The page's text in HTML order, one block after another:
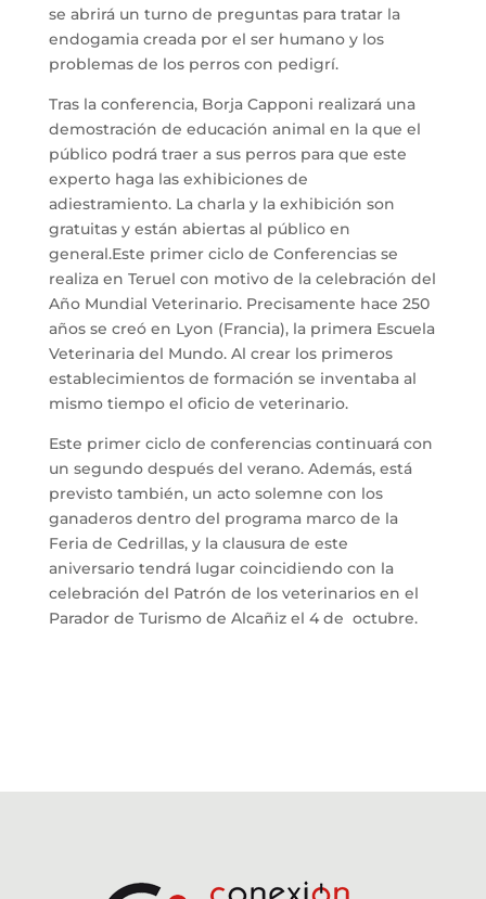
se abrirá un turno de preguntas para tratar la
endogamia creada por el ser humano y los
problemas de los perros con pedigrí.
Tras la conferencia, Borja Capponi realizará una
demostración de educación animal en la que el
público podrá traer a sus perros para que este
experto haga las exhibiciones de
adiestramiento. La charla y la exhibición son
gratuitas y están abiertas al público en
general.Este primer ciclo de Conferencias se
realiza en Teruel con motivo de la celebración del
Año Mundial Veterinario. Precisamente hace 250
años se creó en Lyon (Francia), la primera Escuela
Veterinaria del Mundo. Al crear los primeros
establecimientos de formación se inventaba al
mismo tiempo el oficio de veterinario.
Este primer ciclo de conferencias continuará con
un segundo después del verano. Además, está
previsto también, un acto solemne con los
ganaderos dentro del programa marco de la
Feria de Cedrillas, y la clausura de este
aniversario tendrá lugar coincidiendo con la
celebración del Patrón de los veterinarios en el
Parador de Turismo de Alcañiz el 4 de octubre.